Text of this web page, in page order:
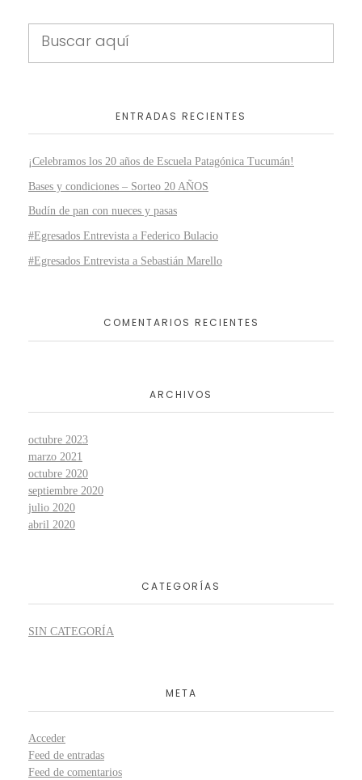
ENTRADAS RECIENTES
¡Celebramos los 20 años de Escuela Patagónica Tucumán!
Bases y condiciones – Sorteo 20 AÑOS
Budín de pan con nueces y pasas
#Egresados Entrevista a Federico Bulacio
#Egresados Entrevista a Sebastián Marello
COMENTARIOS RECIENTES
ARCHIVOS
octubre 2023
marzo 2021
octubre 2020
septiembre 2020
julio 2020
abril 2020
CATEGORÍAS
SIN CATEGORÍA
META
Acceder
Feed de entradas
Feed de comentarios